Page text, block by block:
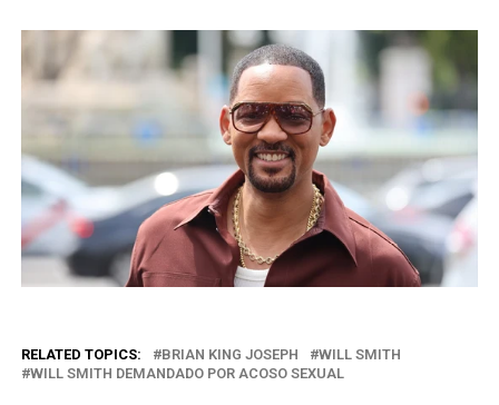
RELATED TOPICS: BRIAN KING JOSEPH
WILL SMITH
WILL SMITH DEMANDADO POR ACOSO SEXUAL